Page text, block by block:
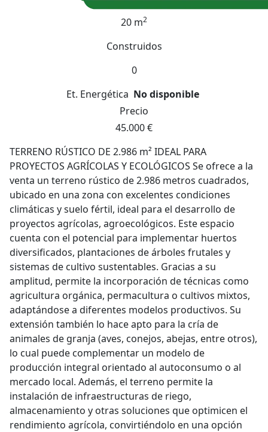
20 m2
Construidos
0
Et. Energética No disponible
Precio
45.000 €
TERRENO RÚSTICO DE 2.986 m² IDEAL PARA
PROYECTOS AGRÍCOLAS Y ECOLÓGICOS Se ofrece a la
venta un terreno rústico de 2.986 metros cuadrados,
ubicado en una zona con excelentes condiciones
climáticas y suelo fértil, ideal para el desarrollo de
proyectos agrícolas, agroecológicos. Este espacio
cuenta con el potencial para implementar huertos
diversificados, plantaciones de árboles frutales y
sistemas de cultivo sustentables. Gracias a su
amplitud, permite la incorporación de técnicas como
agricultura orgánica, permacultura o cultivos mixtos,
adaptándose a diferentes modelos productivos. Su
extensión también lo hace apto para la cría de
animales de granja (aves, conejos, abejas, entre otros),
lo cual puede complementar un modelo de
producción integral orientado al autoconsumo o al
mercado local. Además, el terreno permite la
instalación de infraestructuras de riego,
almacenamiento y otras soluciones que optimicen el
rendimiento agrícola, convirtiéndolo en una opción